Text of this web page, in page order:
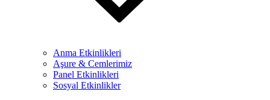
Anma Etkinlikleri
Aşure & Cemlerimiz
Panel Etkinlikleri
Sosyal Etkinlikler